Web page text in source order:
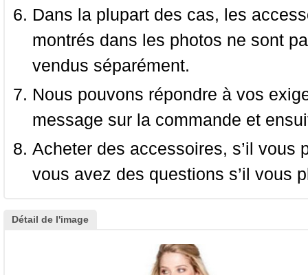
Dans la plupart des cas, les
montrés dans les photos ne sont
vendus séparément.
Nous pouvons répondre à vos
message sur la commande et
Acheter des accessoires, s’il
vous avez des questions s’il vous
Détail de l'image